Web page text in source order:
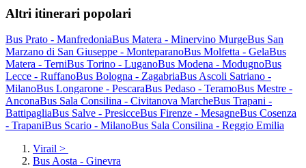
Altri itinerari popolari
Bus Prato - ManfredoniaBus Matera - Minervino MurgeBus San
Marzano di San Giuseppe - MonteparanoBus Molfetta - GelaBus
Matera - TerniBus Torino - LuganoBus Modena - ModugnoBus
Lecce - RuffanoBus Bologna - ZagabriaBus Ascoli Satriano -
MilanoBus Longarone - PescaraBus Pedaso - TeramoBus Mestre -
AnconaBus Sala Consilina - Civitanova MarcheBus Trapani -
BattipagliaBus Salve - PresicceBus Firenze - MesagneBus Cosenza
- TrapaniBus Scario - MilanoBus Sala Consilina - Reggio Emilia
Virail >
Bus Aosta - Ginevra